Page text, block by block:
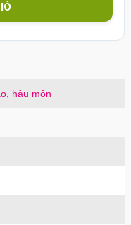
hậu môn